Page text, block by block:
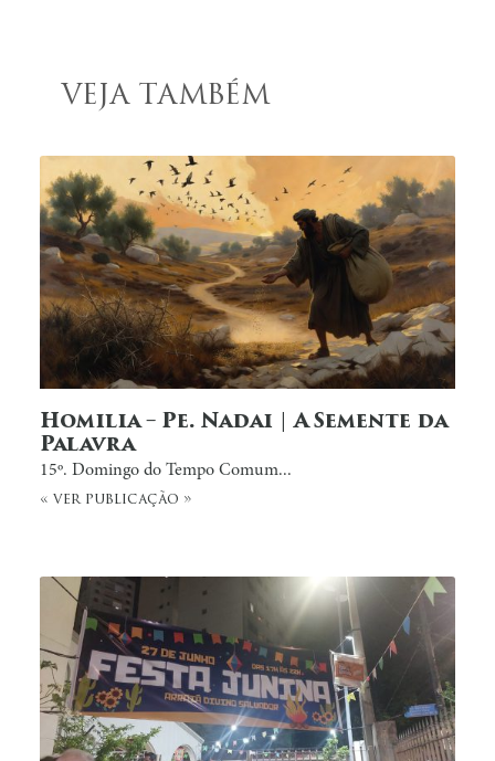
VEJA TAMBÉM
Homilia – Pe. Nadai | A Semente da
Palavra
15º. Domingo do Tempo Comum...
« ver publicação »